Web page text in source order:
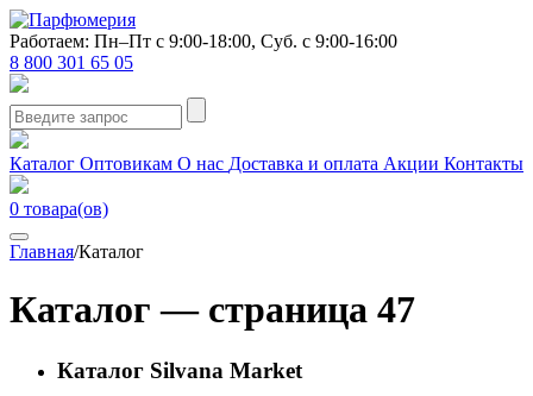
Работаем: Пн–Пт с 9:00-18:00, Суб. с 9:00-16:00
8 800 301 65 05
Каталог Оптовикам О нас Доставка и оплата Акции Контакты
0 товара(ов)
Главная/Каталог
Каталог — страница 47
Каталог Silvana Market